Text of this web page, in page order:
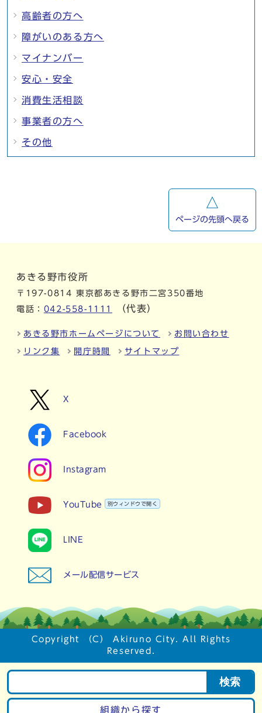
検索
組織から探す
高齢者の方へ
障がいのある方へ
マイナンバー
安心・安全
消費生活相談
事業者の方へ
その他
ページの先頭へ戻る
あきる野市役所
〒197-0814 東京都あきる野市二宮350番地
電話： 042-558-1111 （代表）
あきる野市ホームページについて お問い合わせ
リンク集 開庁時間 サイトマップ
X
Facebook
Instagram
YouTube 別ウィンドウで開く
LINE
メール配信サービス
Copyright （C） Akiruno City. All Rights
Reserved.